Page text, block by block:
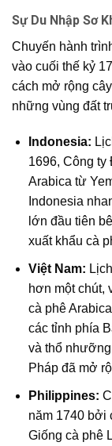
Sự Du Nhập Sơ
Chuyến hành
vào cuối thế kỷ
cách mở rộng
những vùng đất
Indonesia:
1696, Công ty
Arabica từ
Indonesia
lớn đầu tiên
xuất khẩu cà
Việt Nam:
hơn một chút,
cà phê
các tỉnh phía
và thổ
Pháp đã mở
Philippines:
năm 1740 bởi
Giống cà phê